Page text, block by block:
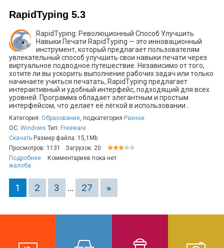
RapidTyping 5.3
RapidTyping: Революционный Способ Улучшить
Навыки Печати RapidTyping — это инновационный
инструмент, который предлагает пользователям
увлекательный способ улучшить свои навыки печати через
виртуальное подводное путешествие. Независимо от того,
хотите ли вы ускорить выполнение рабочих задач или только
начинаете учиться печатать, RapidTyping предлагает
интерактивный и удобный интерфейс, подходящий для всех
уровней. Программа обладает элегантным и простым
интерфейсом, что делает её лёгкой в использовании...
Категория: Образование, подкатегория Разное
ОС: Windows Тип: Freeware
Скачать Размер файла: 15,1Mb
Просмотров: 1131
Загрузок: 20
Подробнее
Комментариев пока нет
жалоба
1 2 3 ... 27 »